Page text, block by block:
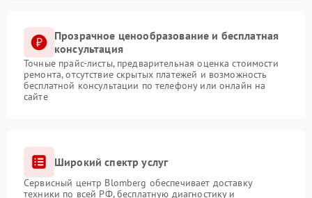
Прозрачное ценообразование и бесплатная
консультация
Точные прайс-листы, предварительная оценка стоимости
ремонта, отсутствие скрытых платежей и возможность
бесплатной консультации по телефону или онлайн на
сайте
Широкий спектр услуг
Сервисный центр Blomberg обеспечивает доставку
техники по всей РФ, бесплатную диагностику и